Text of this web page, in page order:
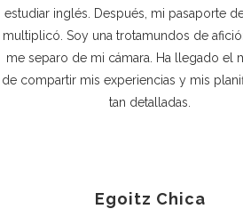
estudiar inglés. Después, mi pasaporte
multiplicó. Soy una trotamundos de
me separo de mi cámara. Ha llegado el
de compartir mis experiencias y mis
tan detalladas.
Egoitz Chica